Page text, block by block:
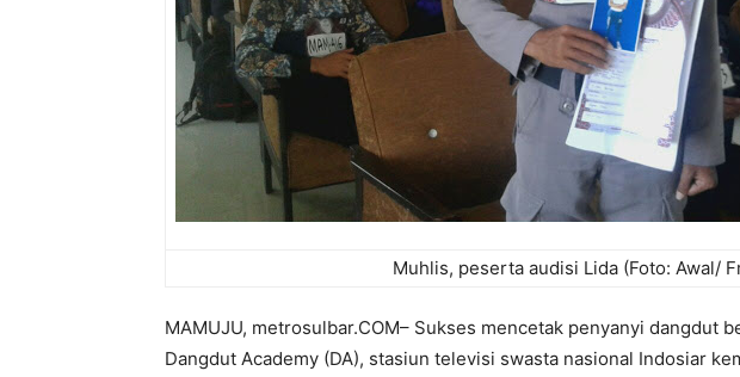
Muhlis, peserta audisi Lida (Foto: Awal/
MAMUJU, metrosulbar.COM– Sukses mencetak penyanyi dangdut
Dangdut Academy (DA), stasiun televisi swasta nasional Indosiar